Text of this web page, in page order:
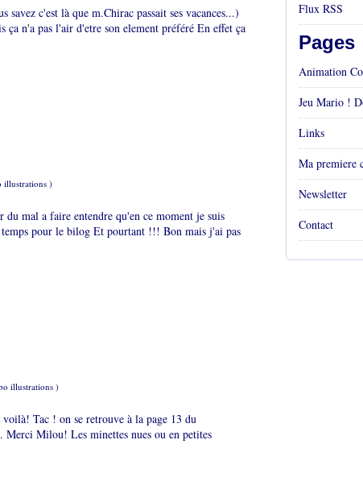
c'est là que m.Chirac passait ses vacances...)
n'a pas l'air d'etre son element préféré En effet ça
illustrations )
mal a faire entendre qu'en ce moment je suis
temps pour le bilog Et pourtant !!! Bon mais j'ai pas
illustrations)
Tac ! on se retrouve à la page 13 du
Merci Milou! Les minettes nues ou en petites
Flux RSS
Pages
Animation
Links
Ma premiere
Newsletter
Contact